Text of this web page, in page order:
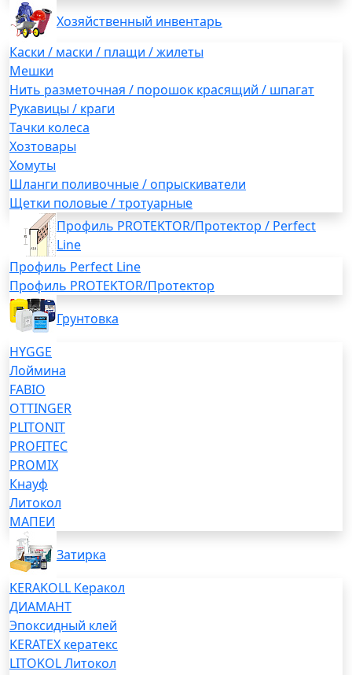
Хозяйственный инвентарь
Каски / маски / плащи / жилеты
Мешки
Нить разметочная / порошок красящий / шпагат
Рукавицы / краги
Тачки колеса
Хозтовары
Хомуты
Шланги поливочные / опрыскиватели
Щетки половые / тротуарные
Профиль PROTEKTOR/Протектор / Perfect
Line
Профиль Perfect Line
Профиль PROTEKTOR/Протектор
Грунтовка
HYGGE
Лоймина
FABIO
OTTINGER
PLITONIT
PROFITEC
PROMIX
Кнауф
Литокол
МАПЕИ
Затирка
KERAKOLL Керакол
ДИАМАНТ
Эпоксидный клей
KERATEX кератекс
LITOKOL Литокол